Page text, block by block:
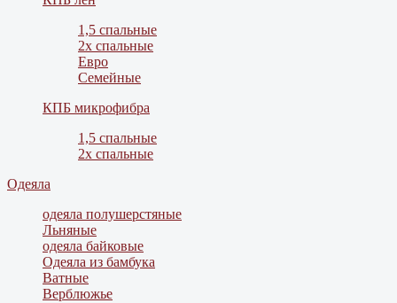
1,5 спальные
2х спальные
Евро
Семейные
КПБ микрофибра
1,5 спальные
2х спальные
Одеяла
одеяла полушерстяные
Льняные
одеяла байковые
Одеяла из бамбука
Ватные
Верблюжье